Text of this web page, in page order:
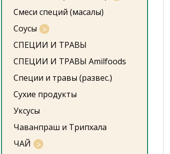
Смеси специй (масалы)
Соусы
СПЕЦИИ И ТРАВЫ
СПЕЦИИ И ТРАВЫ Amilfoods
Специи и травы (развес.)
Сухие продукты
Уксусы
Чаванпраш и Трипхала
ЧАЙ